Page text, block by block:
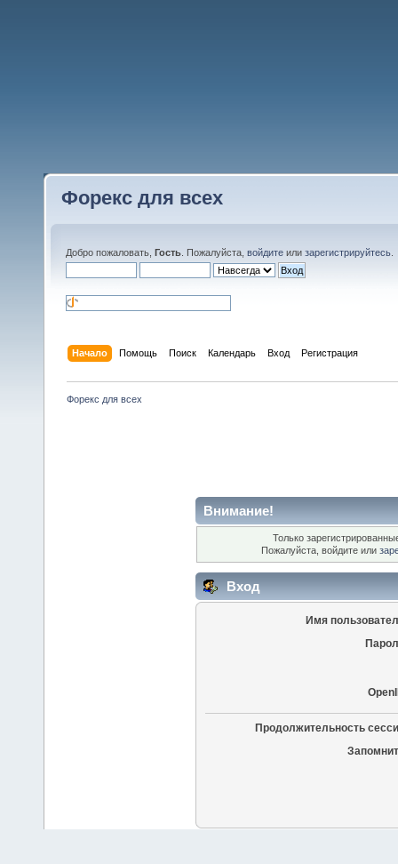
Форекс для всех
Добро пожаловать, Гость . Пожалуйста, войдите или зарегистрируйтесь
Начало Помощь Поиск Календарь Вход Регистрация
Форекс для всех
Внимание!
Только
Пожалуйста, войдите или
Вход
Имя
Продолжительность